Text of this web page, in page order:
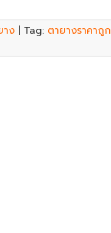
าง | Tag: ตายางราคาถูก